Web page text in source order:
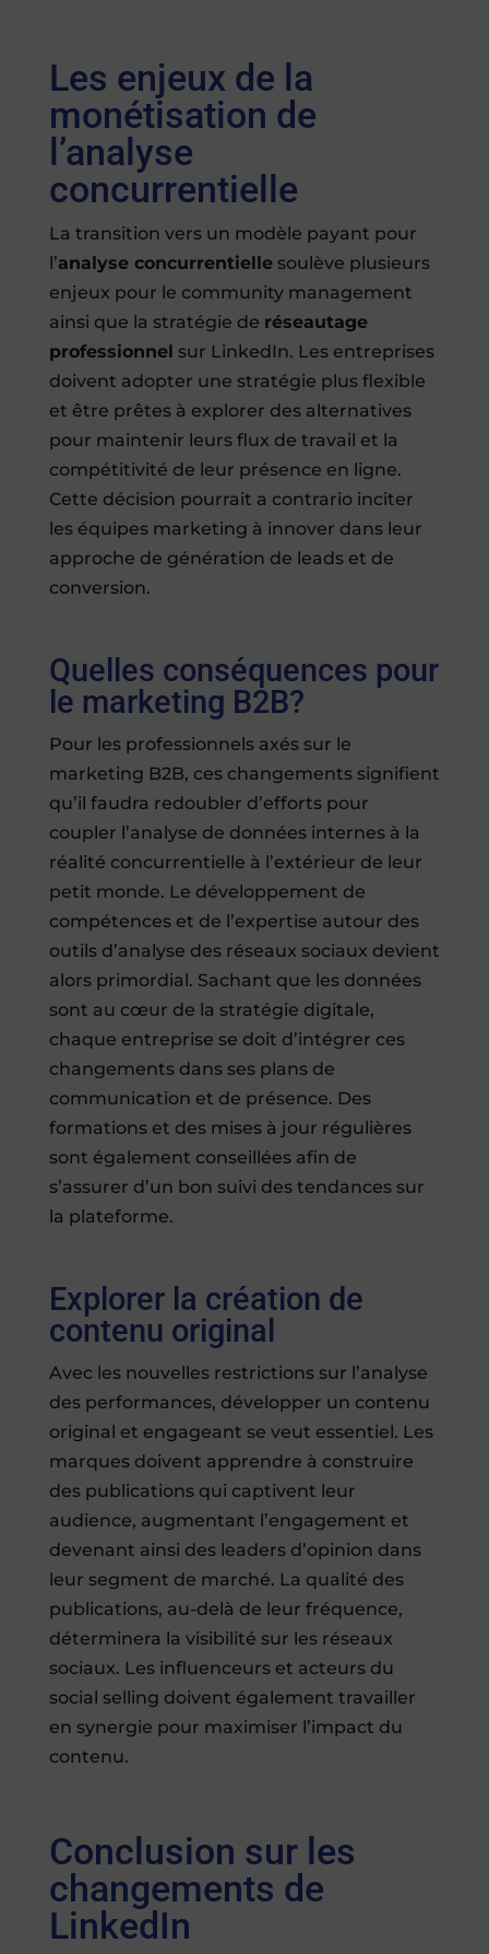
Les enjeux de la
monétisation de
l’analyse
concurrentielle
La transition vers un modèle payant pour
l’analyse concurrentiellesoulève plusieurs
enjeux pour le community management
ainsi que la stratégie de réseautage
professionnel sur LinkedIn. Les entreprises
doivent adopter une stratégie plus flexible
et être prêtes à explorer des alternatives
pour maintenir leurs flux de travail et la
compétitivité de leur présence en ligne.
Cette décision pourrait a contrario inciter
les équipes marketing à innover dans leur
approche de génération de leads et de
conversion.
Quelles conséquences pour
le marketing B2B?
Pour les professionnels axés sur le
marketing B2B, ces changements signifient
qu’il faudra redoubler d’efforts pour
coupler l’analyse de données internes à la
réalité concurrentielle à l’extérieur de leur
petit monde. Le développement de
compétences et de l’expertise autour des
outils d’analyse des réseaux sociaux devient
alors primordial. Sachant que les données
sont au cœur de la stratégie digitale,
chaque entreprise se doit d’intégrer ces
changements dans ses plans de
communication et de présence. Des
formations et des mises à jour régulières
sont également conseillées afin de
s’assurer d’un bon suivi des tendances sur
la plateforme.
Explorer la création de
contenu original
Avec les nouvelles restrictions sur l’analyse
des performances, développer un contenu
original et engageant se veut essentiel. Les
marques doivent apprendre à construire
des publications qui captivent leur
audience, augmentant l’engagement et
devenant ainsi des leaders d’opinion dans
leur segment de marché. La qualité des
publications, au-delà de leur fréquence,
déterminera la visibilité sur les réseaux
sociaux. Les influenceurs et acteurs du
social selling doivent également travailler
en synergie pour maximiser l’impact du
contenu.
Conclusion sur les
changements de
LinkedIn